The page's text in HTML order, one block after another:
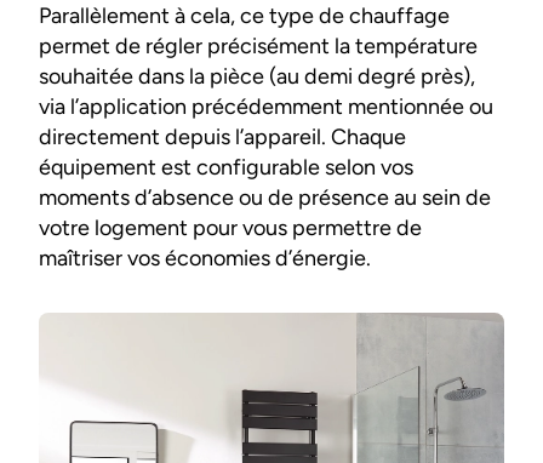
Parallèlement à cela, ce type de chauffage
permet de régler précisément la température
souhaitée dans la pièce (au demi degré près),
via l’application précédemment mentionnée ou
directement depuis l’appareil. Chaque
équipement est configurable selon vos
moments d’absence ou de présence au sein de
votre logement pour vous permettre de
maîtriser vos économies d’énergie.